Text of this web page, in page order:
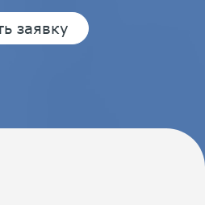
заявку